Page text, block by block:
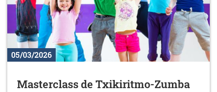
05/03/2026
Masterclass de Txikiritmo-Zumba